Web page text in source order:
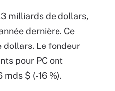
milliards de dollars,
dernière. Ce
dollars. Le fondeur
pour PC ont
$ (-16 %).